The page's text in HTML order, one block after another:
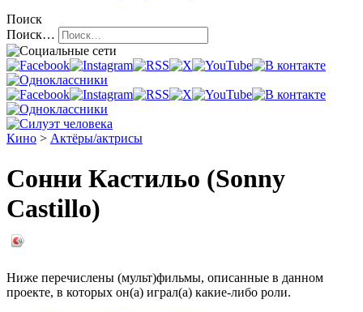
Поиск
Поиск…
Кино > Актёры/актрисы
Сонни Кастильо (Sonny
Castillo)
Ниже перечислены (мульт)фильмы, описанные в данном
проекте, в которых он(а) играл(а) какие-либо роли.